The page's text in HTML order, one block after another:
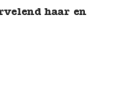
haar en